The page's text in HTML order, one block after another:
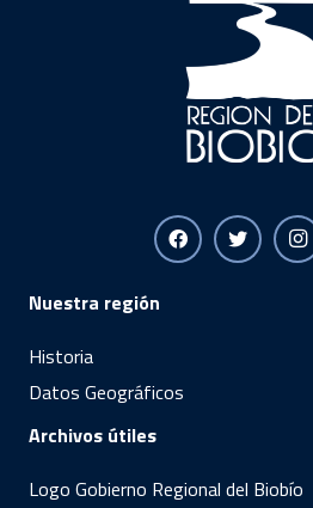
Nuestra región
Historia
Datos Geográficos
Archivos útiles
Logo Gobierno Regional del Biobío